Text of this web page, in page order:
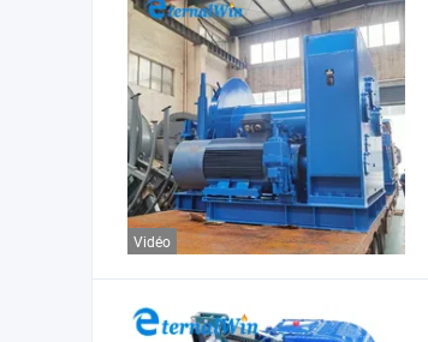
Vidéo